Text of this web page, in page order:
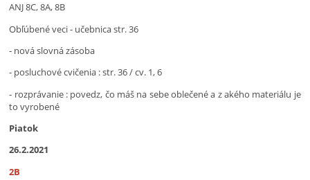
ANJ 8C, 8A, 8B
Obľúbené veci - učebnica str. 36
- nová slovná zásoba
- posluchové cvičenia : str. 36 / cv. 1, 6
- rozprávanie : povedz, čo máš na sebe oblečené a z akého materiálu je
to vyrobené
Piatok
26.2.2021
2B